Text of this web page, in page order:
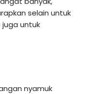
selain untuk
untuk
nyamuk